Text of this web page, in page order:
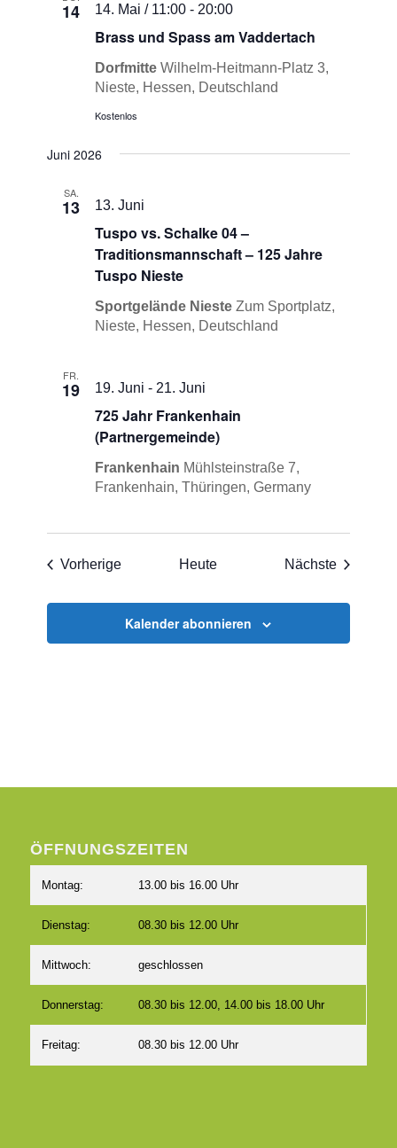
14
Brass und Spass am Vaddertach
14. Mai / 11:00 - 20:00
DorfmitteWilhelm-Heitmann-Platz 3,
Nieste, Hessen, Deutschland
Kostenlos
Juni 2026
SA.
13
Tuspo vs. Schalke 04 –
Traditionsmannschaft – 125 Jahre
Tuspo Nieste
13. Juni
Sportgelände NiesteZum Sportplatz,
Nieste, Hessen, Deutschland
FR.
19
725 Jahr Frankenhain
(Partnergemeinde)
19. Juni - 21. Juni
Frankenhain Mühlsteinstraße 7,
Frankenhain, Thüringen, Germany
VorherigeVeranstaltungen
Heute Nächste
Kalender abonnieren
ÖFFNUNGSZEITEN
Montag: 13.00 bis 16.00 Uhr
Dienstag: 08.30 bis 12.00 Uhr
Mittwoch: geschlossen
Donnerstag: 08.30 bis 12.00, 14.00 bis 18.00 Uhr
Freitag: 08.30 bis 12.00 Uhr